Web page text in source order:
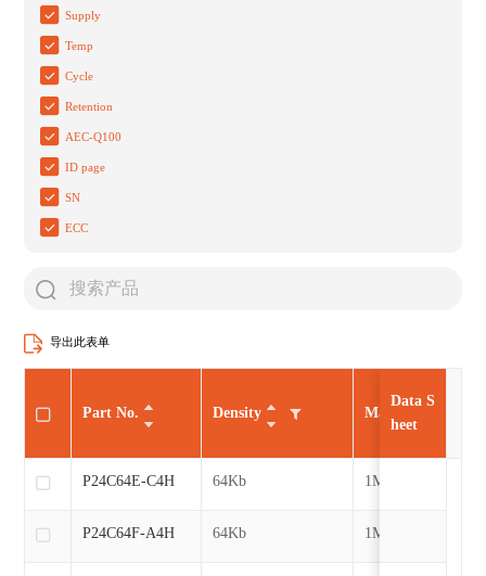
Supply
Temp
Cycle
Retention
AEC-Q100
ID page
SN
ECC
导出此表单
Density Max CLK
64Kb 1MHz
64Kb 1MHz
Part No.
P24C64E-C4H
P24C64F-A4H
Data S
heet